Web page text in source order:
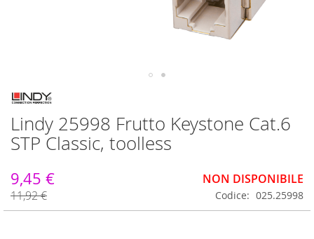
Vai
all'inizio
della
galleria
di
Lindy 25998 Frutto Keystone Cat.6
STP Classic, toolless
9,45 €
11,92 €
NON DISPONIBILE
Codice 025.25998